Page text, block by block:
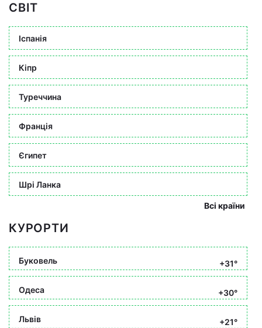
СВІТ
Іспанія
Кіпр
Туреччина
Франція
Єгипет
Шрі Ланка
Всі країни
КУРОРТИ
Буковель +31°
Одеса +30°
Львів +21°